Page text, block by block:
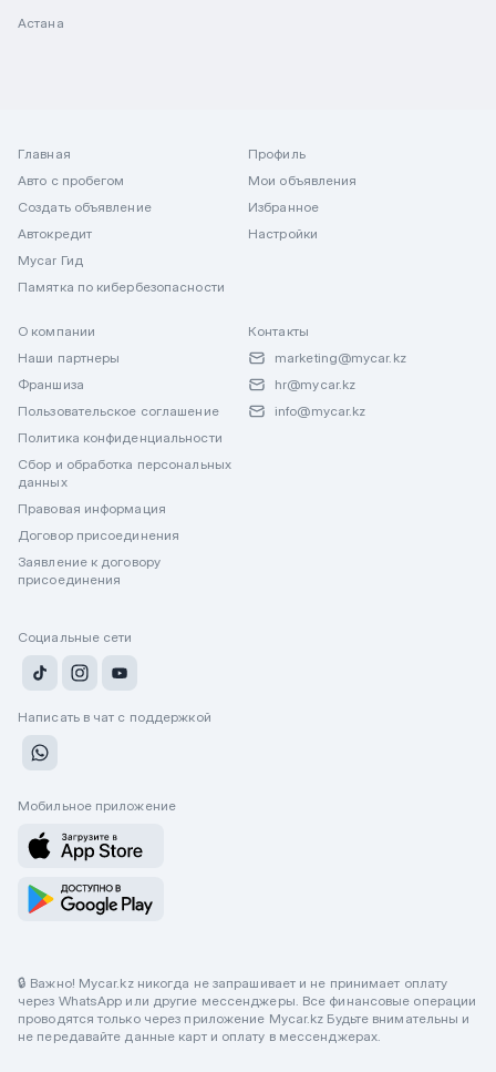
Астана
Главная
Авто с пробегом
Создать объявление
Автокредит
Mycar Гид
Памятка по кибербезопасности
Профиль
Мои объявления
Избранное
Настройки
О компании
Наши партнеры
Франшиза
Пользовательское соглашение
Политика конфиденциальности
Сбор и обработка персональных
данных
Правовая информация
Договор присоединения
Заявление к договору
присоединения
Контакты
marketing@mycar.kz
hr@mycar.kz
info@mycar.kz
Социальные сети
Написать в чат с поддержкой
Мобильное приложение
🔒 Важно! Mycar.kz никогда не запрашивает и не принимает оплату
через WhatsApp или другие мессенджеры. Все финансовые операции
проводятся только через приложение Mycar.kz Будьте внимательны и
не передавайте данные карт и оплату в мессенджерах.